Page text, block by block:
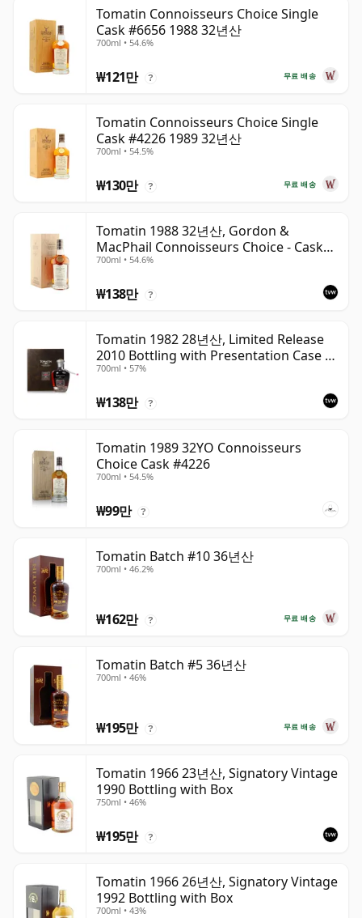
Tomatin Connoisseurs Choice Single
Cask #6656 1988 32년산
700ml • 54.6%
무료 배송
₩121만 ?
Tomatin Connoisseurs Choice Single
Cask #4226 1989 32년산
700ml • 54.5%
무료 배송
₩130만 ?
Tomatin 1988 32년산, Gordon &
MacPhail Connoisseurs Choice - Cask
6656
700ml • 54.6%
₩138만 ?
Tomatin 1982 28년산, Limited Release
2010 Bottling with Presentation Case -
Cask 92
700ml • 57%
₩138만 ?
Tomatin 1989 32YO Connoisseurs
Choice Cask #4226
700ml • 54.5%
₩99만 ?
Tomatin Batch #10 36년산
700ml • 46.2%
무료 배송
₩162만 ?
Tomatin Batch #5 36년산
700ml • 46%
무료 배송
₩195만 ?
Tomatin 1966 23년산, Signatory Vintage
1990 Bottling with Box
750ml • 46%
₩195만 ?
Tomatin 1966 26년산, Signatory Vintage
1992 Bottling with Box
700ml • 43%